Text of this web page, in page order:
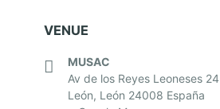
U
L
T
VENUE
MUSAC
Av de los Reyes Leoneses 24
León, León 24008 España